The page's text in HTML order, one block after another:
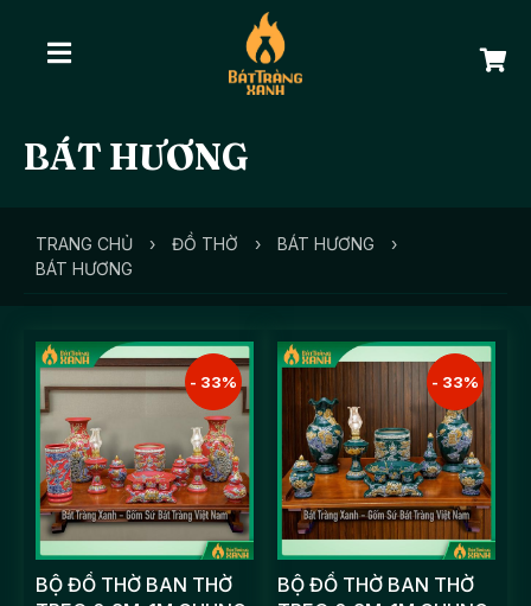
BÁT HƯƠNG
TRANG CHỦ › ĐỒ THỜ › BÁT HƯƠNG
›
BÁT HƯƠNG
- 33%
BỘ ĐỒ THỜ BAN THỜ
- 33%
BỘ ĐỒ THỜ BAN THỜ